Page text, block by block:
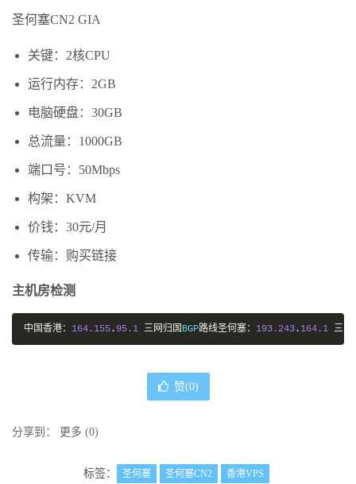
圣何塞CN2 GIA
关键：2核CPU
运行内存：2GB
电脑硬盘：30GB
总流量：1000GB
端口号：50Mbps
构架：KVM
价钱：30元/月
传输：购买链接
主机房检测
中国香港： 164.155 .95.1 三网归国BGP路线圣何塞： 193.243 . 164.1 三网
赞(0)
分享到： 更多 (0)
标签： 圣何塞 圣何塞CN2 香港VPS